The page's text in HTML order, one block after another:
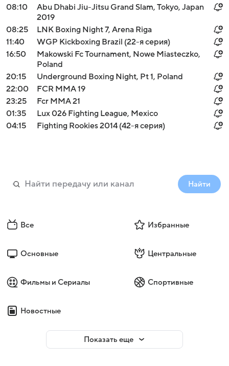
08:10
Abu Dhabi Jiu-Jitsu Grand Slam, Tokyo, Japan
2019
08:25
LNK Boxing Night 7, Arena Riga
11:40
WGP Kickboxing Brazil (22-я серия)
16:50
Makowski Fc Tournament, Nowe Miasteczko,
Poland
20:15
Underground Boxing Night, Pt 1, Poland
22:00
FCR MMA 19
23:25
Fcr MMA 21
01:35
Lux 026 Fighting League, Mexico
04:15
Fighting Rookies 2014 (42-я серия)
Найти
Все Избранные
Основные Центральные
Фильмы и Сериалы Спортивные
Новостные
Показать еще